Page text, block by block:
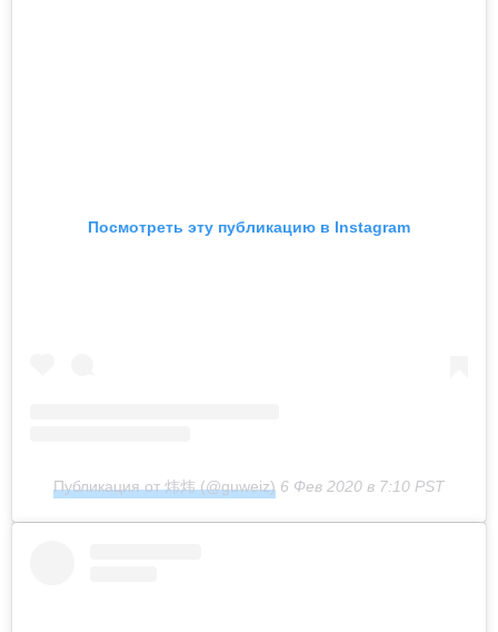
Посмотреть эту публикацию в Instagram
Публикация от 炜炜 (@guweiz) 6 Фев 2020 в 7:10 PST